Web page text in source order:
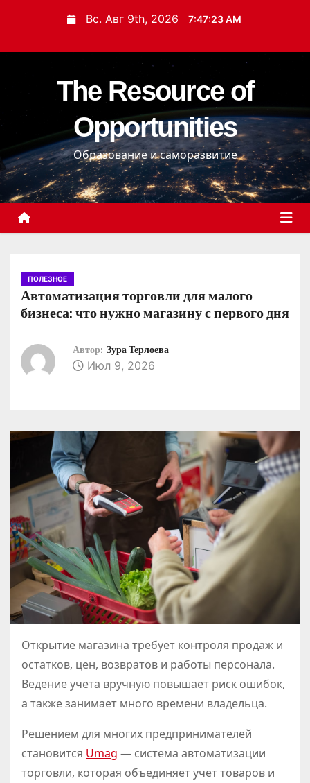
и
с
о
д
Вс. Авг 9th, 2026 7:47:24 AM
The Resource of
Opportunities
Образование и саморазвитие
ПОЛЕЗНОЕ
Автоматизация торговли для малого
бизнеса: что нужно магазину с первого дня
Автор: Зура Терлоева
Июл 9, 2026
Открытие магазина требует контроля продаж и
остатков, цен, возвратов и работы персонала.
Ведение учета вручную повышает риск ошибок,
а также занимает много времени владельца.
Решением для многих предпринимателей
становится Umag — система автоматизации
торговли, которая объединяет учет товаров и